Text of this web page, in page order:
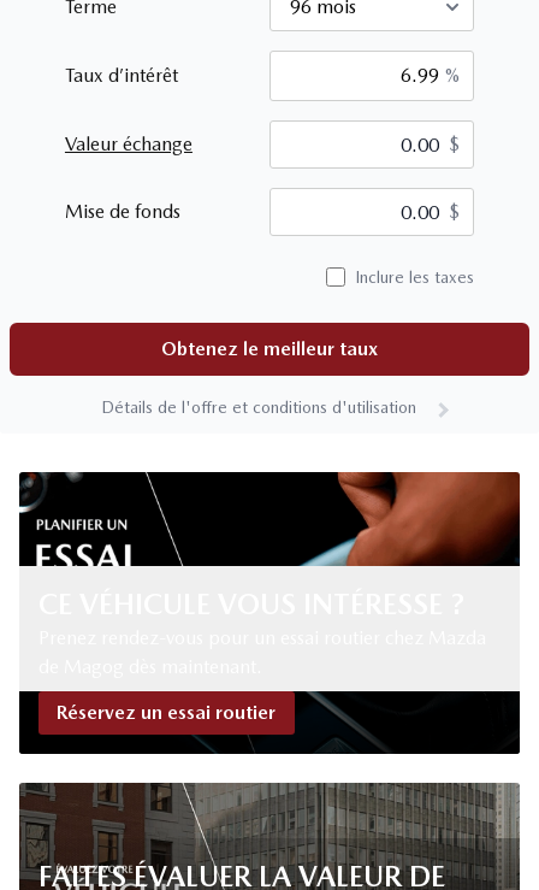
Terme
Taux d’intérêt %
Valeur échange $ $
Mise de fonds $
Inclure les taxes
Obtenez le meilleur taux
Détails de l'offre et conditions d'utilisation
Réservez un essai routier
FAITES ÉVALUER LA VALEUR DE